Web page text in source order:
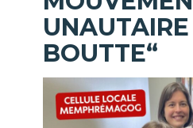
BOUTTE“